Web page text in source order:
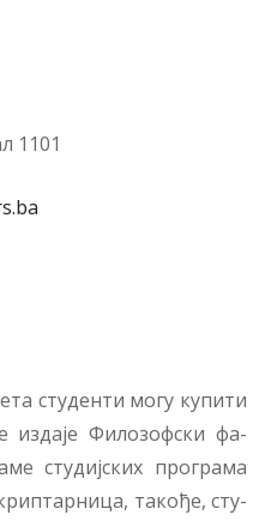
1101
сту­ден­ти мо­гу ку­пи­ти
из­да­је Фи­ло­зоф­ски фа­
сту­диј­ских про­гра­ма
та­ко­ђе, сту­